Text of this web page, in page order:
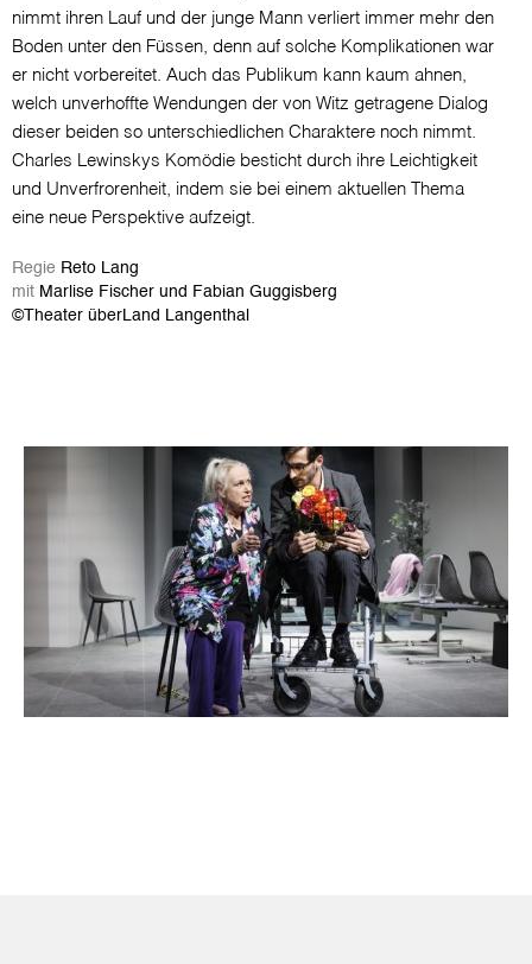
nimmt ihren Lauf und der junge Mann verliert immer mehr den
Boden unter den Füssen, denn auf solche Komplikationen war
er nicht vorbereitet. Auch das Publikum kann kaum ahnen,
welch unverhoffte Wendungen der von Witz getragene Dialog
dieser beiden so unterschiedlichen Charaktere noch nimmt.
Charles Lewinskys Komödie besticht durch ihre Leichtigkeit
und Unverfrorenheit, indem sie bei einem aktuellen Thema
eine neue Perspektive aufzeigt.
Regie Reto Lang
mit Marlise Fischer und Fabian Guggisberg
©Theater überLand Langenthal